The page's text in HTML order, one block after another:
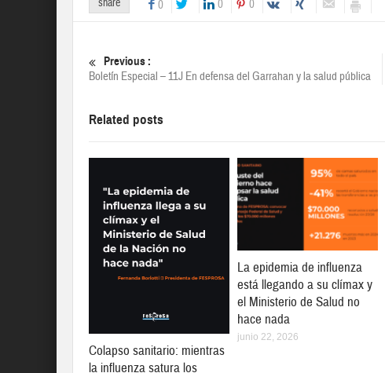
share 0 0 0
Previous :
Boletín Especial – 11J En defensa del Garrahan y la salud pública
Related posts
Colapso sanitario: mientras
la influenza satura los
La epidemia de influenza
está llegando a su clímax y
el Ministerio de Salud no
hace nada
junio 22, 2026